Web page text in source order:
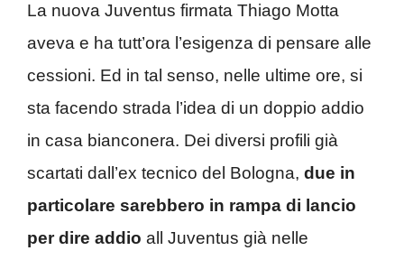
La nuova Juventus firmata Thiago Motta
aveva e ha tutt’ora l’esigenza di pensare alle
cessioni. Ed in tal senso, nelle ultime ore, si
sta facendo strada l’idea di un doppio addio
in casa bianconera. Dei diversi profili già
scartati dall’ex tecnico del Bologna, due in
particolare sarebbero in rampa di lancio
per dire addio all Juventus già nelle